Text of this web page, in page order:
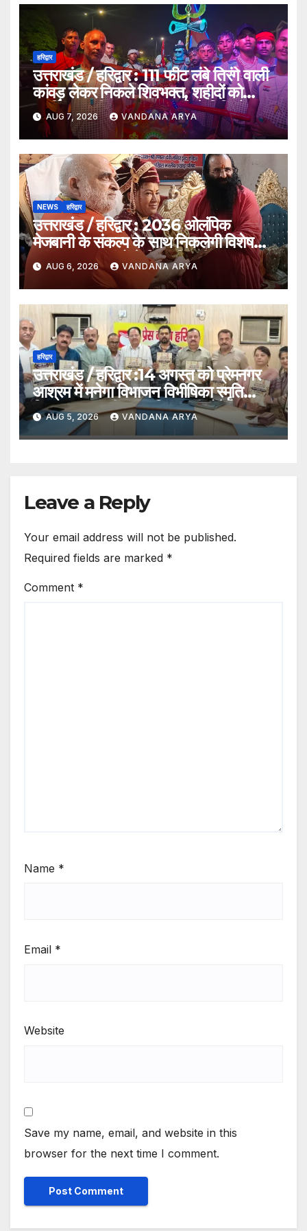
हरिद्वार
उत्तराखंड / हरिद्वार : 111 फीट लंबे तिरंगे वाली
कांवड़ लेकर निकले शिवभक्त, शहीदों को
समर्पित अनूठी आस्था यात्रा_देखे विडिओ !!
AUG 7, 2026 VANDANA ARYA
NEWS हरिद्वार
उत्तराखंड / हरिद्वार : 2036 ओलंपिक
मेजबानी के संकल्प के साथ निकलेगी विशेष
कांवड़ यात्रा, संतों ने दिया ‘विजयी भव’ का
आशीर्वाद_देखे विडिओ !!
AUG 6, 2026 VANDANA ARYA
हरिद्वार
उत्तराखंड / हरिद्वार :14 अगस्त को प्रेमनगर
आश्रम में मनेगा विभाजन विभीषिका स्मृति
दिवस, मुख्यमंत्री पुष्कर सिंह धामी होंगे मुख्य
अतिथि_देखे विडिओ !!
AUG 5, 2026 VANDANA ARYA
Leave a Reply
Your email address will not be published.
Required fields are marked *
Comment *
Name *
Email *
Website
Save my name, email, and website in this
browser for the next time I comment.